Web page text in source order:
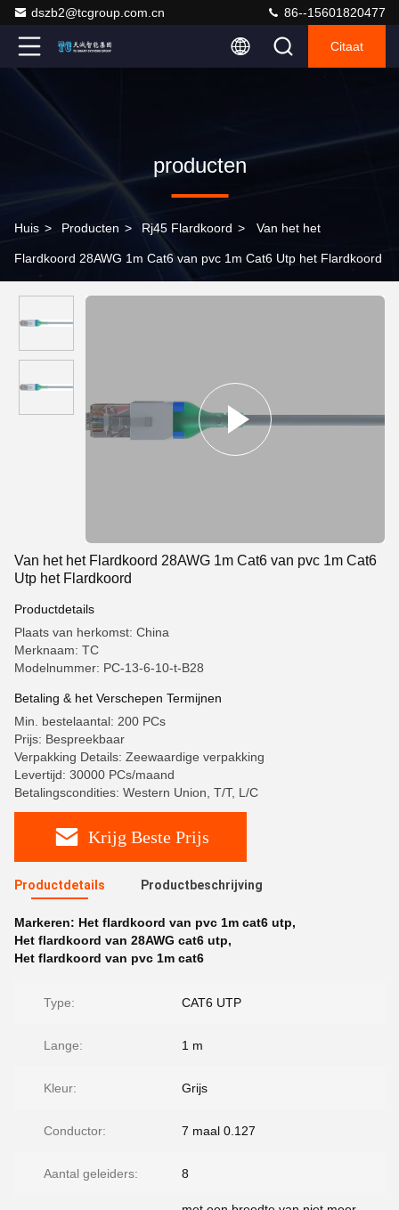
dszb2@tcgroup.com.cn 86--15601820477
Citaat
producten
Huis > Producten > Rj45 Flardkoord > Van het het
Flardkoord 28AWG 1m Cat6 van pvc 1m Cat6 Utp het Flardkoord
Van het het Flardkoord 28AWG 1m Cat6 van pvc 1m Cat6
Utp het Flardkoord
Productdetails
Plaats van herkomst: China
Merknaam: TC
Modelnummer: PC-13-6-10-t-B28
Betaling & het Verschepen Termijnen
Min. bestelaantal: 200 PCs
Prijs: Bespreekbaar
Verpakking Details: Zeewaardige verpakking
Levertijd: 30000 PCs/maand
Betalingscondities: Western Union, T/T, L/C
Krijg Beste Prijs
Productdetails Productbeschrijving
Markeren: Het flardkoord van pvc 1m cat6 utp,
Het flardkoord van 28AWG cat6 utp,
Het flardkoord van pvc 1m cat6
Type: CAT6 UTP
Lange: 1 m
Kleur: Grijs
Conductor: 7 maal 0.127
Aantal geleiders: 8